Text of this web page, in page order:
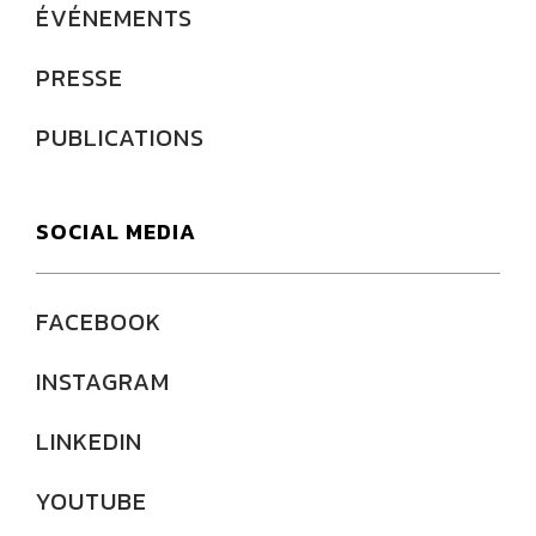
ÉVÉNEMENTS
PRESSE
PUBLICATIONS
SOCIAL MEDIA
FACEBOOK
INSTAGRAM
LINKEDIN
YOUTUBE